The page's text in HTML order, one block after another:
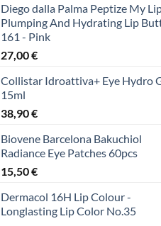
Diego dalla Palma Peptize My
Plumping And Hydrating Lip
161 - Pink
27,00€
Collistar Idroattiva+ Eye Hydro
15ml
38,90€
Biovene Barcelona Bakuchiol
Radiance Eye Patches 60pcs
15,50€
Dermacol 16H Lip Colour -
Longlasting Lip Color No.35